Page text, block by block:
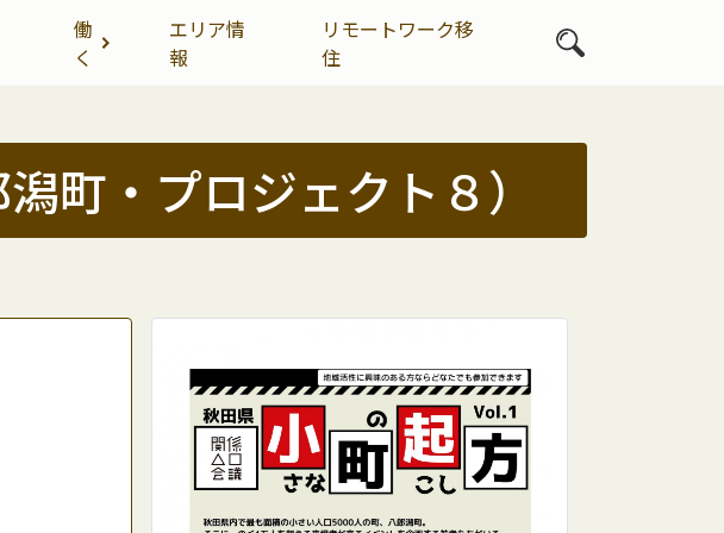
働
く
エリア情
報
リモートワーク移
住
町・プロジェクト８）